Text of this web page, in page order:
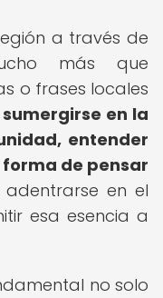
a través de
más que
o frases locales
en la
entender
forma de pensar
adentrarse en el
esa esencia a
no solo